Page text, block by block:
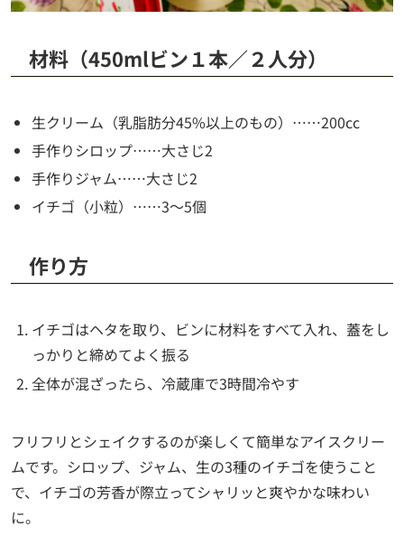
材料（450mlビン１本／２人分）
生クリーム（乳脂肪分45%以上のもの）……200cc
手作りシロップ……大さじ2
手作りジャム……大さじ2
イチゴ（小粒）……3～5個
作り方
イチゴはヘタを取り、ビンに材料をすべて入れ、蓋をし
っかりと締めてよく振る
全体が混ざったら、冷蔵庫で3時間冷やす
フリフリとシェイクするのが楽しくて簡単なアイスクリー
ムです。シロップ、ジャム、生の3種のイチゴを使うこと
で、イチゴの芳香が際立ってシャリッと爽やかな味わい
に。